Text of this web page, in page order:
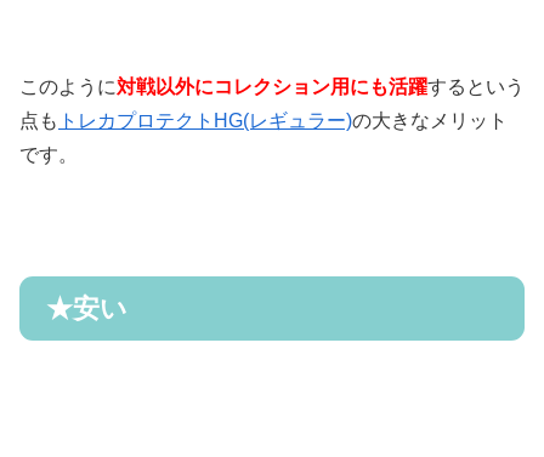
このように対戦以外にコレクション用にも活躍するという
点も トレカプロテクトHG(レギュラー)の大きなメリット
です。
★安い